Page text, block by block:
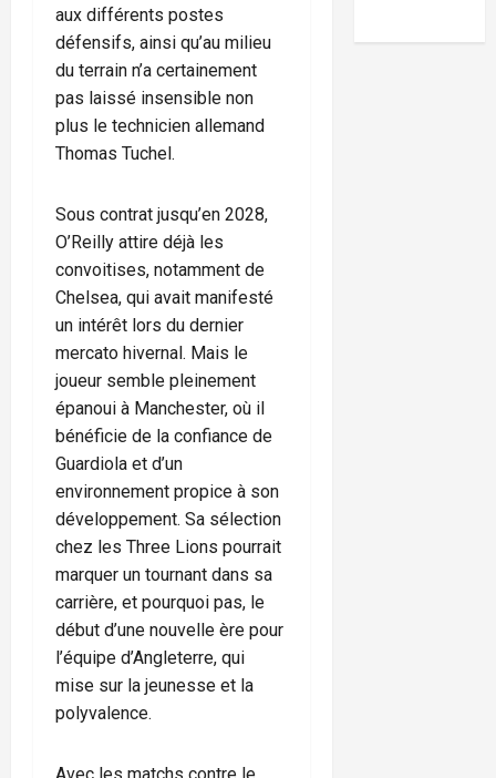
aux différents postes
défensifs, ainsi qu’au milieu
du terrain n’a certainement
pas laissé insensible non
plus le technicien allemand
Thomas Tuchel.
Sous contrat jusqu’en 2028,
O’Reilly attire déjà les
convoitises, notamment de
Chelsea, qui avait manifesté
un intérêt lors du dernier
mercato hivernal. Mais le
joueur semble pleinement
épanoui à Manchester, où il
bénéficie de la confiance de
Guardiola et d’un
environnement propice à son
développement. Sa sélection
chez les Three Lions pourrait
marquer un tournant dans sa
carrière, et pourquoi pas, le
début d’une nouvelle ère pour
l’équipe d’Angleterre, qui
mise sur la jeunesse et la
polyvalence.